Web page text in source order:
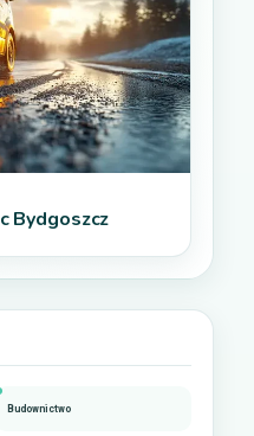
Bydgoszcz
Budownictwo